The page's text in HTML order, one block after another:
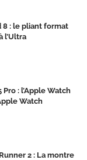
8 : le pliant format
l’Ultra
: l’Apple Watch
Watch
2 : La montre